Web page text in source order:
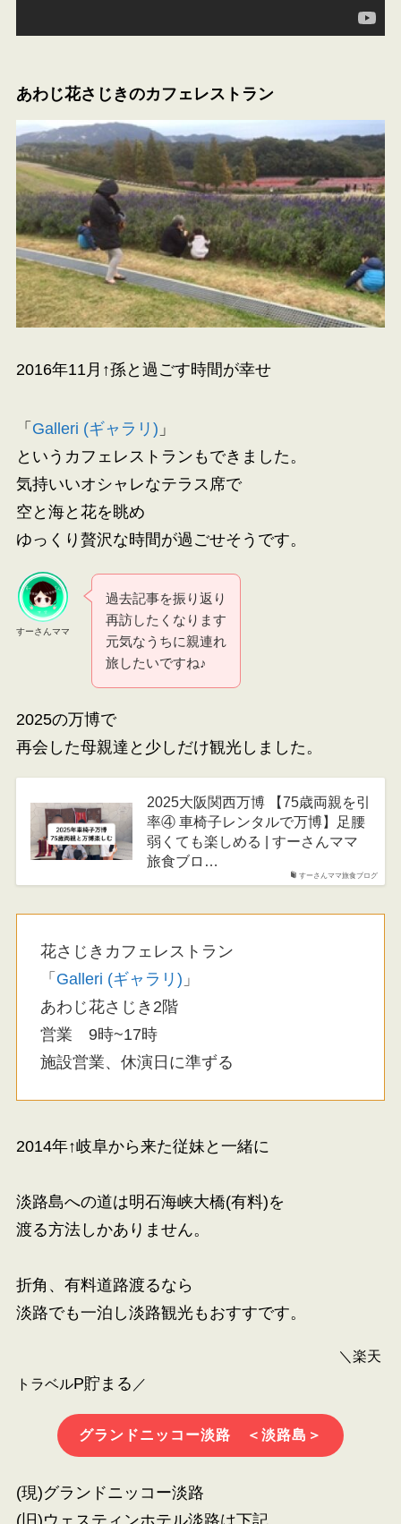
あわじ花さじきのカフェレストラン
2016年11月↑孫と過ごす時間が幸せ
「 Galleri (ギャラリ) 」
というカフェレストランもできました。
気持いいオシャレなテラス席で
空と海と花を眺め
ゆっくり贅沢な時間が過ごせそうです。
すーさんママ
過去記事を振り返り
再訪したくなります
元気なうちに親連れ
旅したいですね♪
2025の万博で
再会した母親達と少しだけ観光しました。
すーさんママ旅食ブログ
2025大阪関西万博 【75歳両親を引
率④ 車椅子レンタルで万博】足腰
弱くても楽しめる | すーさんママ
旅食ブロ…
花さじきカフェレストラン
「 Galleri (ギャラリ) 」
あわじ花さじき2階
営業 9時~17時
施設営業、休演日に準ずる
2014年↑岐阜から来た従妹と一緒に
淡路島への道は明石海峡大橋(有料)を
渡る方法しかありません。
折角、有料道路渡るなら
淡路でも一泊し淡路観光もおすすです。
＼楽天
トラベルP貯まる ／
グランドニッコー淡路 ＜淡路島＞
(現)グランドニッコー淡路
(旧)ウェスティンホテル淡路は下記